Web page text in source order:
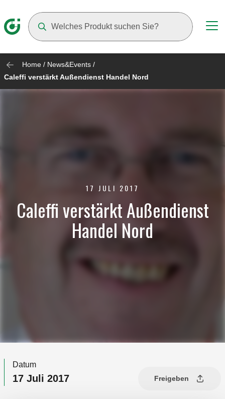
Home / News&Events /
Caleffi verstärkt Außendienst Handel Nord
17 JULI 2017
Caleffi verstärkt Außendienst
Handel Nord
Datum
17 Juli 2017 Freigeben